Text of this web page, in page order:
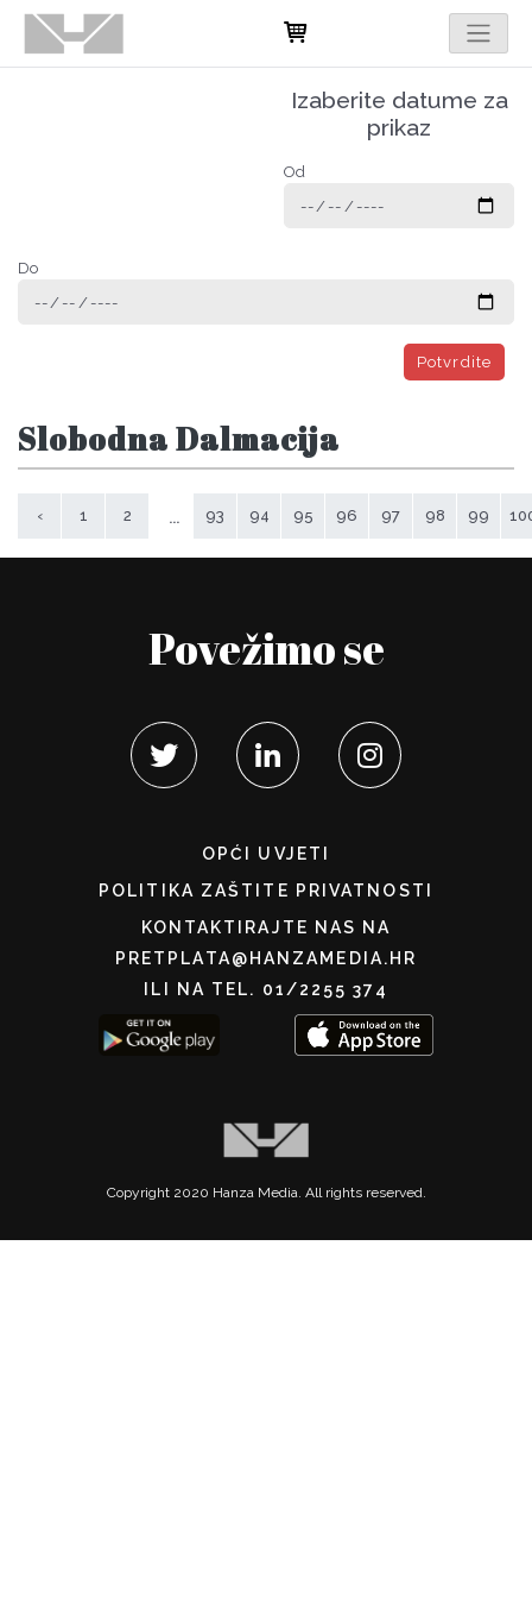
Izaberite datume za
prikaz
Od
Do
Potvrdite
Slobodna Dalmacija
‹ 1 2 ... 93 94 95 96 97 98 99
Povežimo se
OPĆI UVJETI
POLITIKA ZAŠTITE PRIVATNOSTI
KONTAKTIRAJTE NAS NA
PRETPLATA@HANZAMEDIA.HR
ILI NA TEL. 01/2255 374
Copyright 2020 Hanza Media. All rights reserved.